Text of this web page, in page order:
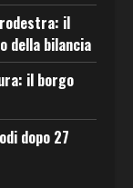
il
della bilancia
il borgo
dopo 27